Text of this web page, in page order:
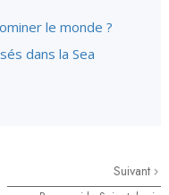
le monde ?
dans la Sea
Suivant